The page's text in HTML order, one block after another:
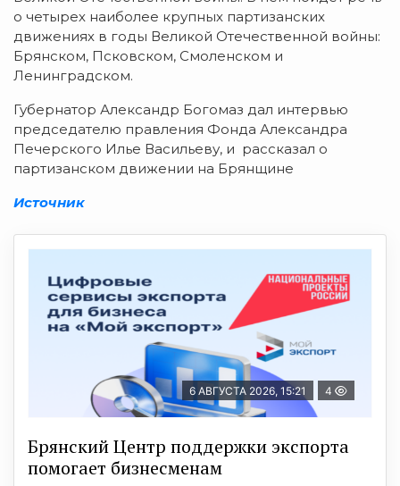
о четырех наиболее крупных партизанских
движениях в годы Великой Отечественной войны:
Брянском, Псковском, Смоленском и
Ленинградском.
Губернатор Александр Богомаз дал интервью
председателю правления Фонда Александра
Печерского Илье Васильеву, и рассказал о
партизанском движении на Брянщине
Источник
6 АВГУСТА 2026, 15:21 4
Брянский Центр поддержки экспорта
помогает бизнесменам